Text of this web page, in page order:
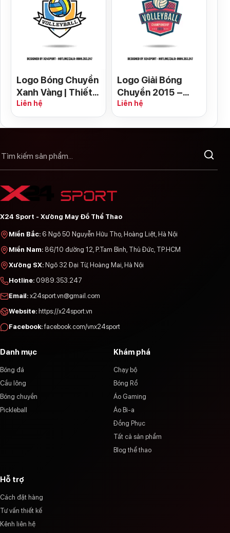
Logo Bóng Chuyền
Xanh Vàng | Thiết
Kế Huy Hiệu Ấn
Tượng
Liên hệ
Logo Giải Bóng
Chuyền 2015 –
Tông Đỏ Đen Mạnh
Mẽ
Liên hệ
X24 Sport - Xưởng May Đồ Thể Thao
Miền Bắc: 6 Ngõ 50 Nguyễn Hữu Thọ, Hoàng Liệt, Hà Nội
Miền Nam: 86/10 đường 12, P.Tam Bình, Thủ Đức, TP.HCM
Xưởng SX: Ngõ 32 Đại Từ, Hoàng Mai, Hà Nội
Hotline: 0989.353.247
Email: x24sport.vn@gmail.com
Website: https://x24sport.vn
Facebook: facebook.com/vnx24sport
Danh mục
Bóng đá
Cầu lông
Bóng chuyền
Pickleball
Khám phá
Chạy bộ
Bóng Rổ
Áo Gaming
Áo Bi-a
Đồng Phục
Tất cả sản phẩm
Blog thể thao
Hỗ trợ
Cách đặt hàng
Tư vấn thiết kế
Kênh liên hệ